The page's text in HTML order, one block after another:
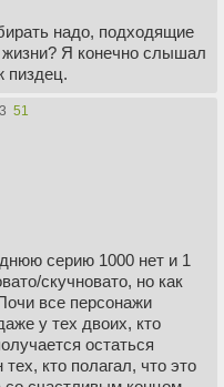
надо, подходящие
Я конечно слышал
пиздец.
51
серию 1000 нет и 1
скучновато, но как
все персонажи
у тех двоих, кто
остаться
кто полагал, что это